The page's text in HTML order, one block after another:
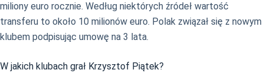
miliony euro rocznie. Według niektórych źródeł wartość
transferu to około 10 milionów euro. Polak związał się z nowym
klubem podpisując umowę na 3 lata.
W jakich klubach grał Krzysztof Piątek?